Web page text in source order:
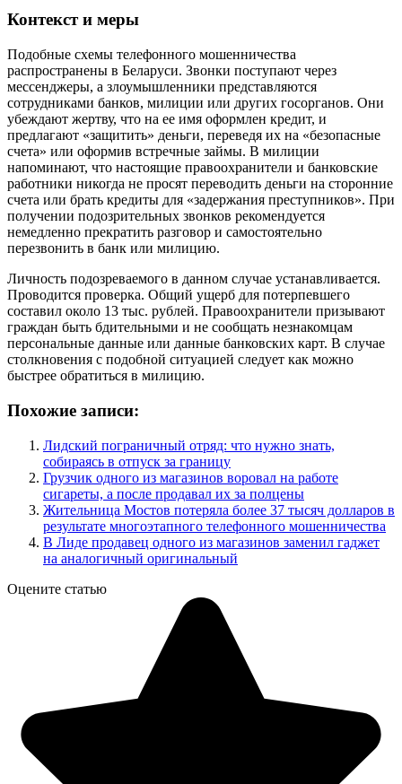
Контекст и меры
Подобные схемы телефонного мошенничества
распространены в Беларуси. Звонки поступают через
мессенджеры, а злоумышленники представляются
сотрудниками банков, милиции или других госорганов. Они
убеждают жертву, что на ее имя оформлен кредит, и
предлагают «защитить» деньги, переведя их на «безопасные
счета» или оформив встречные займы. В милиции
напоминают, что настоящие правоохранители и банковские
работники никогда не просят переводить деньги на сторонние
счета или брать кредиты для «задержания преступников». При
получении подозрительных звонков рекомендуется
немедленно прекратить разговор и самостоятельно
перезвонить в банк или милицию.
Личность подозреваемого в данном случае устанавливается.
Проводится проверка. Общий ущерб для потерпевшего
составил около 13 тыс. рублей. Правоохранители призывают
граждан быть бдительными и не сообщать незнакомцам
персональные данные или данные банковских карт. В случае
столкновения с подобной ситуацией следует как можно
быстрее обратиться в милицию.
Похожие записи:
Лидский пограничный отряд: что нужно знать,
собираясь в отпуск за границу
Грузчик одного из магазинов воровал на работе
сигареты, а после продавал их за полцены
Жительница Мостов потеряла более 37 тысяч долларов в
результате многоэтапного телефонного мошенничества
В Лиде продавец одного из магазинов заменил гаджет
на аналогичный оригинальный
Оцените статью